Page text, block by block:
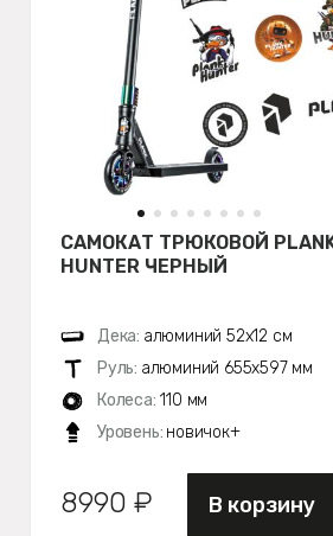
САМОКАТ ТРЮКОВОЙ
HUNTER ЧЕРНЫЙ
Дека: алюминий 52х12 см
Руль: алюминий 655х597 мм
Колеса: 110 мм
Уровень: новичок+
8990 ₽ В корзину